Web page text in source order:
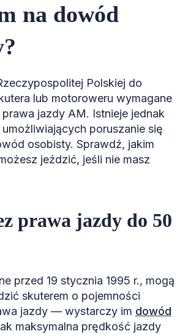
na dowód
Polskiej do
lub motoroweru wymagane
jazdy AM. Istnieje jednak
poruszanie się
osobisty. Sprawdź, jakim
jeździć, jeśli nie masz
prawa jazdy do 50
przed 19 stycznia 1995 r., mogą
skuterem o pojemności
jazdy — wystarczy im dowód
maksymalna prędkość jazdy